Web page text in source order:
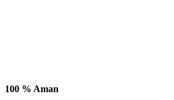
100 % Aman